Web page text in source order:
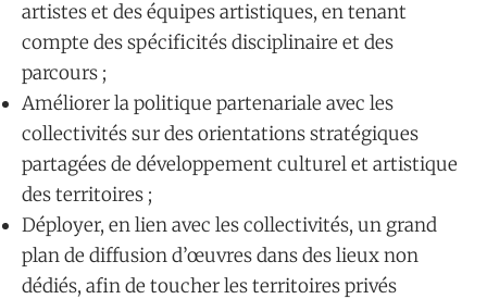
artistes et des équipes artistiques, en tenant
compte des spécificités disciplinaire et des
parcours ;
Améliorer la politique partenariale avec les
collectivités sur des orientations stratégiques
partagées de développement culturel et artistique
des territoires ;
Déployer, en lien avec les collectivités, un grand
plan de diffusion d’œuvres dans des lieux non
dédiés, afin de toucher les territoires privés